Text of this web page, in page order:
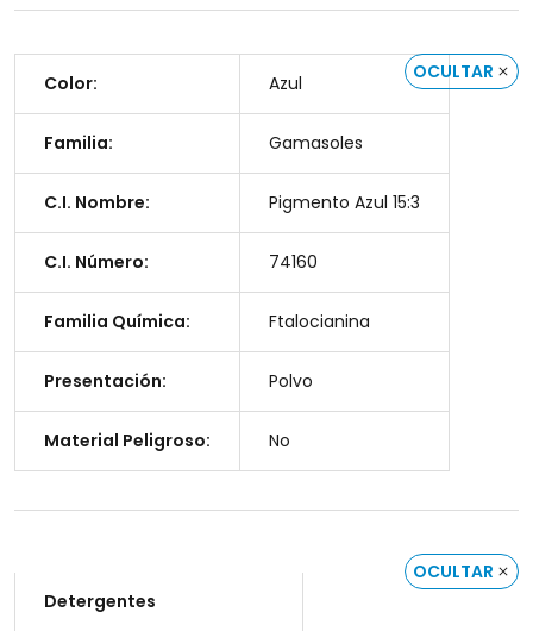
OCULTAR
Color: Azul
Familia: Gamasoles
C.I. Nombre: Pigmento Azul 15:3
C.I. Número: 74160
Familia Química: Ftalocianina
Presentación: Polvo
Material Peligroso: No
OCULTAR
Detergentes